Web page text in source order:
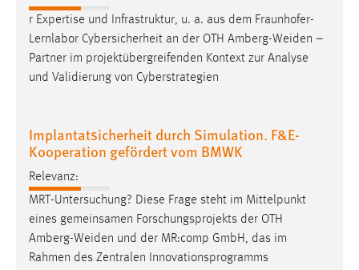
r Expertise und Infrastruktur, u. a. aus dem Fraunhofer-
Lernlabor Cybersicherheit an der OTH Amberg-Weiden –
Partner im projektübergreifenden Kontext zur Analyse
und Validierung von Cyberstrategien
Implantatsicherheit durch Simulation. F&E-
Kooperation gefördert vom BMWK
Relevanz:
MRT-Untersuchung? Diese Frage steht im Mittelpunkt
eines gemeinsamen Forschungsprojekts der OTH
Amberg-Weiden und der MR:comp GmbH, das im
Rahmen des Zentralen Innovationsprogramms